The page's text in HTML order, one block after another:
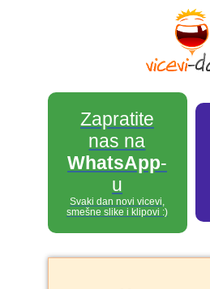
Zapratite
nas na
WhatsApp-
u
Svaki dan novi vicevi,
smešne slike i klipovi :)